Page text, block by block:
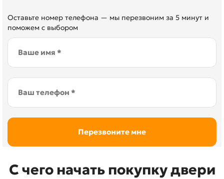
Оставьте номер телефона — мы перезвоним за 5 минут и
поможем с выбором
С чего начать покупку двери